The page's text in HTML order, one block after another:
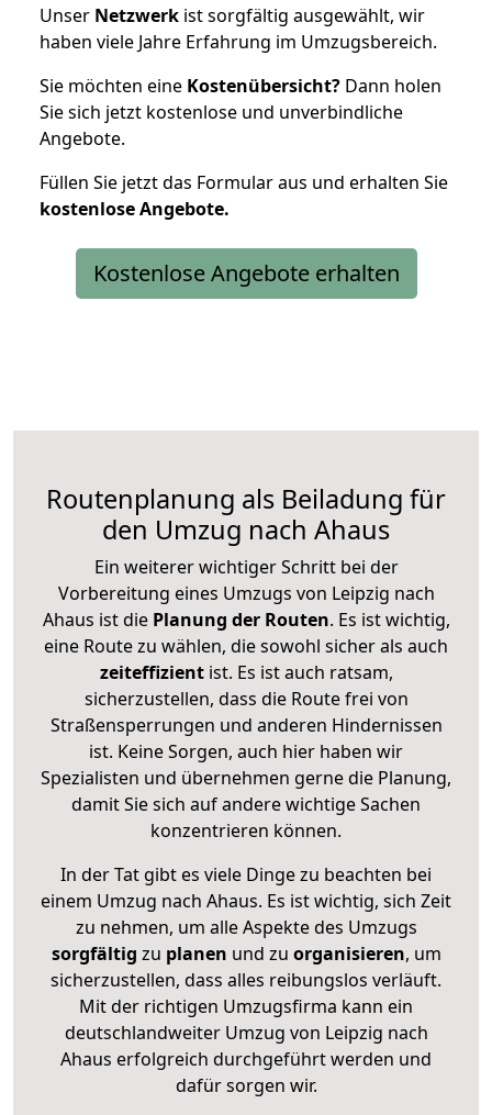
Unser Netzwerk ist sorgfältig ausgewählt, wir
haben viele Jahre Erfahrung im Umzugsbereich.
Sie möchten eine Kostenübersicht? Dann holen
Sie sich jetzt kostenlose und unverbindliche
Angebote.
Füllen Sie jetzt das Formular aus und erhalten Sie
kostenloseAngebote.
Kostenlose Angebote erhalten
Routenplanung als Beiladung für
den Umzug nach Ahaus
Ein weiterer wichtiger Schritt bei der
Vorbereitung eines Umzugs von Leipzig nach
Ahaus ist diePlanung der Routen. Es ist wichtig,
eine Route zu wählen, die sowohl sicher als auch
zeiteffizientist. Es ist auch ratsam,
sicherzustellen, dass die Route frei von
Straßensperrungen und anderen Hindernissen
ist. Keine Sorgen, auch hier haben wir
Spezialisten und übernehmen gerne die Planung,
damit Sie sich auf andere wichtige Sachen
konzentrieren können.
In der Tat gibt es viele Dinge zu beachten bei
einem Umzug nach Ahaus. Es ist wichtig, sich Zeit
zu nehmen, um alle Aspekte des Umzugs
sorgfältig zu planen und zu organisieren, um
sicherzustellen, dass alles reibungslos verläuft.
Mit der richtigen Umzugsfirma kann ein
deutschlandweiter Umzug von Leipzig nach
Ahaus erfolgreich durchgeführt werden und
dafür sorgen wir.